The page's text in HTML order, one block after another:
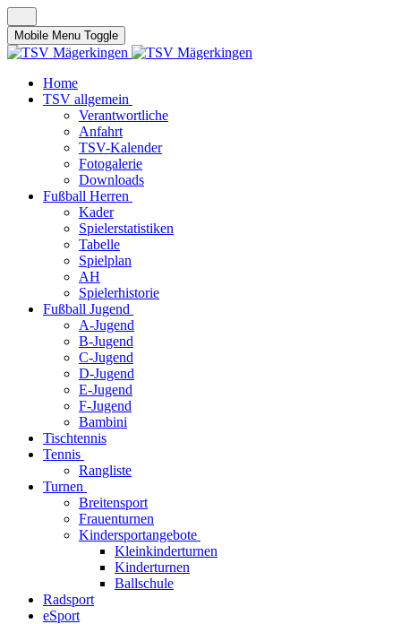
Mobile Menu Toggle
Home
TSV allgemein
Verantwortliche
Anfahrt
TSV-Kalender
Fotogalerie
Downloads
Fußball Herren
Kader
Spielerstatistiken
Tabelle
Spielplan
AH
Spielerhistorie
Fußball Jugend
A-Jugend
B-Jugend
C-Jugend
D-Jugend
E-Jugend
F-Jugend
Bambini
Tischtennis
Tennis
Rangliste
Turnen
Breitensport
Frauenturnen
Kindersportangebote
Kleinkinderturnen
Kinderturnen
Ballschule
Radsport
eSport